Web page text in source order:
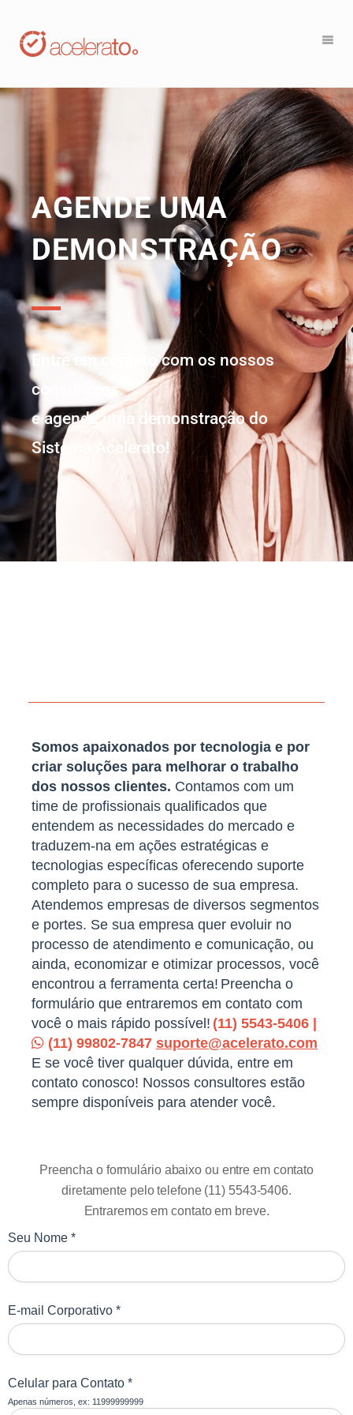
AGENDE UMA
DEMONSTRAÇÃO
Entre em contato com os nossos
consultores
e agende uma demonstração do
Sistema Acelerato!
Somos apaixonados por tecnologia e por
criar soluções para melhorar o trabalho
dos nossos clientes. Contamos com um
time de profissionais qualificados que
entendem as necessidades do mercado e
traduzem-na em ações estratégicas e
tecnologias específicas oferecendo suporte
completo para o sucesso de sua empresa.
Atendemos empresas de diversos segmentos
e portes. Se sua empresa quer evoluir no
processo de atendimento e comunicação, ou
ainda, economizar e otimizar processos, você
encontrou a ferramenta certa! Preencha o
formulário que entraremos em contato com
você o mais rápido possível! (11) 5543-5406 |
(11) 99802-7847 suporte@acelerato.com
E se você tiver qualquer dúvida, entre em
contato conosco! Nossos consultores estão
sempre disponíveis para atender você.
Preencha o formulário abaixo ou entre em contato
diretamente pelo telefone (11) 5543-5406.
Entraremos em contato em breve.
Seu Nome *
E-mail Corporativo *
Celular para Contato *
Apenas números, ex: 11999999999